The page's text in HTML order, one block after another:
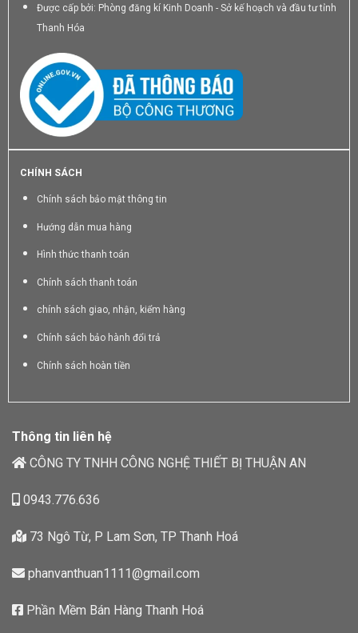
Được cấp bởi: Phòng đăng kí Kinh Doanh - Sở kế hoạch và đầu tư tỉnh
Thanh Hóa
CHÍNH SÁCH
Chính sách bảo mật thông tin
Hướng dẫn mua hàng
Hình thức thanh toán
Chính sách thanh toán
chính sách giao, nhận, kiểm hàng
Chính sách bảo hành đổi trả
Chính sách hoàn tiền
Thông tin liên hệ
CÔNG TY TNHH CÔNG NGHỆ THIẾT BỊ THUẬN AN
0943.776.636
73 Ngô Từ, P Lam Sơn, TP Thanh Hoá
phanvanthuan1111@gmail.com
Phần Mềm Bán Hàng Thanh Hoá